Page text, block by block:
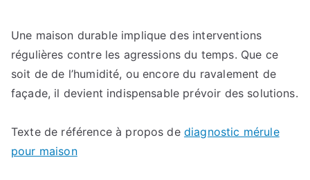
le
diagnostic
Une maison durable implique des interventions
régulières contre les agressions du temps. Que ce
soit de de l’humidité, ou encore du ravalement de
façade, il devient indispensable prévoir des solutions.
Texte de référence à propos de diagnostic mérule
pour maison